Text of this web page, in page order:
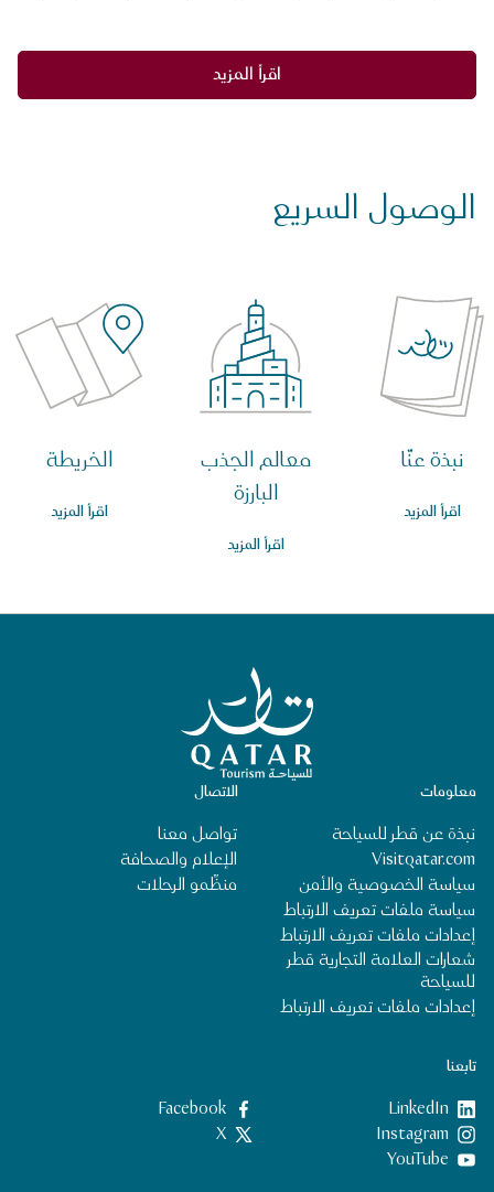
اقرأ المزيد
الوصول السريع
نبذة عنّا
اقرأ المزيد
معالم الجذب
البارزة
اقرأ المزيد
الخريطة
اقرأ المزيد
الصفحة الرئيسية لقطر للسياحة
تابعنا
LinkedIn
‎Facebook‏
‎Instagram‏
X
YouTube
الاتصال
تواصل معنا
الإعلام والصحافة
منظِّمو الرحلات
معلومات
نبذة عن قطر للسياحة
Visitqatar.com
سياسة الخصوصية والأمن
سياسة ملفات تعريف الارتباط
إعدادات ملفات تعريف الارتباط
شعارات العلامة التجارية قطر
للسياحة
إعدادات ملفات تعريف الارتباط